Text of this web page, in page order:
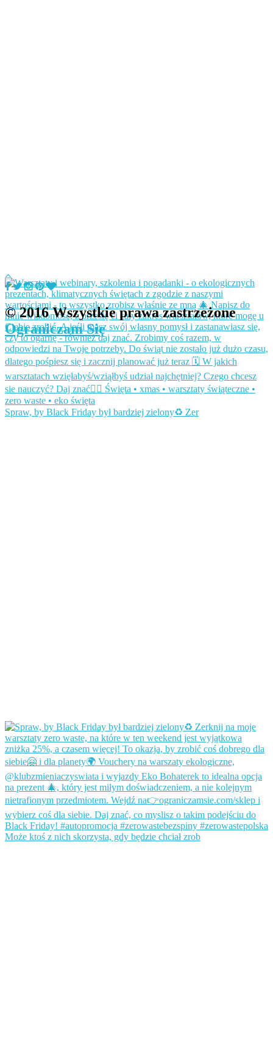
Spraw, by Black Friday był bardziej zielony♻️ Zer
Może ktoś z nich skorzysta, gdy będzie chciał zrob
© 2016 Wszystkie prawa zastrzeżone
Ograniczam Się